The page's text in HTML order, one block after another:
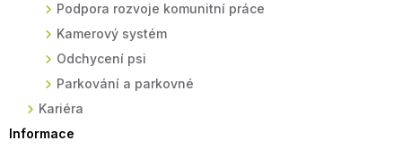
Podpora rozvoje komunitní práce
Kamerový systém
Odchycení psi
Parkování a parkovné
Kariéra
Informace